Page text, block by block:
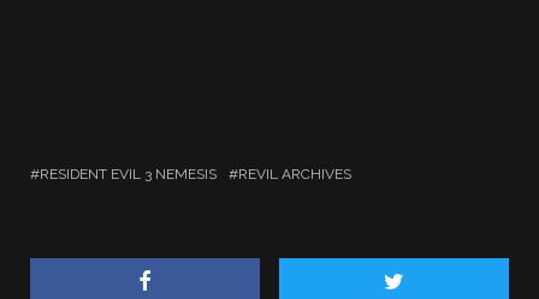
RESIDENT EVIL 3 NEMESIS REVIL ARCHIVES